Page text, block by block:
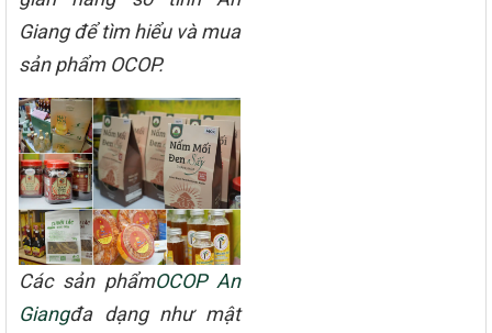
Giang để tìm hiểu và mua
sản phẩm OCOP.
Các sản phẩmOCOP An
Giangđa dạng như mật